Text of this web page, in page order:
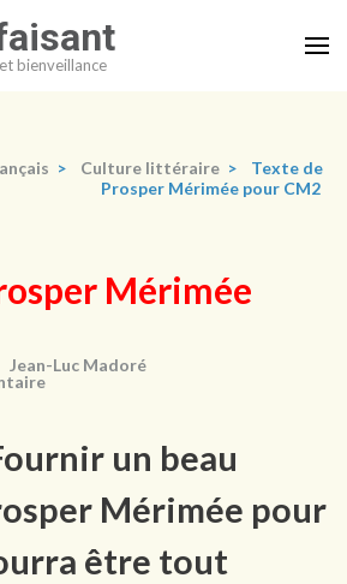
bienveillance
> Culture littéraire >
Texte de
Prosper Mérimée pour CM2
Mérimée
Jean-Luc Madoré
un beau
Mérimée pour
être tout